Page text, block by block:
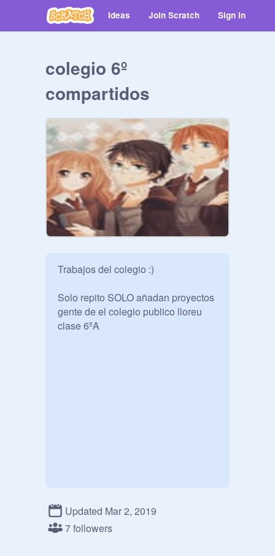
Ideas Join Scratch Sign in
colegio 6º
compartidos
Trabajos del colegio :)
Solo repito SOLO añadan proyectos
gente de el colegio publico lloreu
clase 6ºA
Updated Mar 2, 2019
7 followers